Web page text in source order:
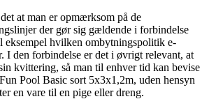
at man er opmærksom på de
der gør sig gældende i forbindelse
eksempel hvilken ombytningspolitik e-
I den forbindelse er det i øvrigt relevant, at
kvittering, så man til enhver tid kan bevise
Pool Basic sort 5x3x1,2m, uden hensyn
en vare til en pige eller dreng.